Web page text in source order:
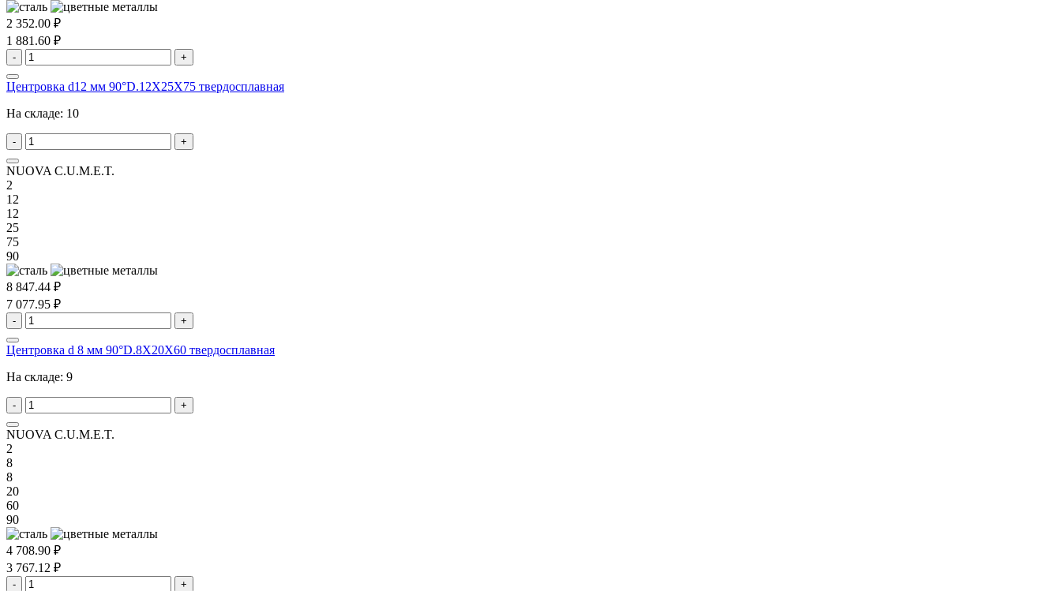
2 352.00 ₽
1 881.60 ₽
- +
Центровка d12 мм 90°D.12X25X75 твердосплавная
На складе: 10
- +
NUOVA C.U.M.E.T.
2
12
12
25
75
90
8 847.44 ₽
7 077.95 ₽
- +
Центровка d 8 мм 90°D.8X20X60 твердосплавная
На складе: 9
- +
NUOVA C.U.M.E.T.
2
8
8
20
60
90
4 708.90 ₽
3 767.12 ₽
- +